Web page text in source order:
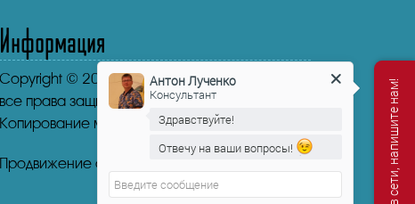
Информация
Copyright © 2016-2026."НикаСтрой"
все права защищены.
Копирование материала запрещено.
Продвижение сайта от mosseo.ru Мы не в сети, напишите нам!
Антон Лученко
Консультант
Здравствуйте!
Отвечу на ваши вопросы!
Антон Лученкопечатает...